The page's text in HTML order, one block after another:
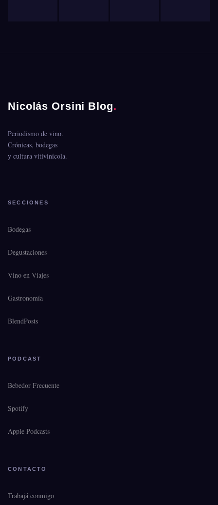
Nicolás Orsini Blog.
Periodismo de vino.
Crónicas, bodegas
y cultura vitivinícola.
SECCIONES
Bodegas
Degustaciones
Vino en Viajes
Gastronomía
BlendPosts
PODCAST
Bebedor Frecuente
Spotify
Apple Podcasts
CONTACTO
Trabajá conmigo